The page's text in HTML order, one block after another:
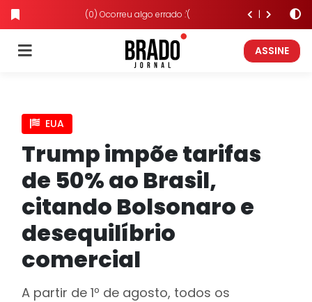
(0) Ocorreu algo errado :'(
ASSINE
EUA
Trump impõe tarifas
de 50% ao Brasil,
citando Bolsonaro e
desequilíbrio
comercial
A partir de 1º de agosto, todos os